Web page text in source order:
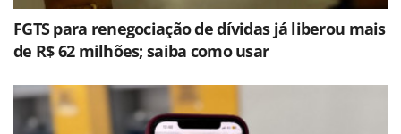
FGTS para renegociação de dívidas já liberou mais
de R$ 62 milhões; saiba como usar